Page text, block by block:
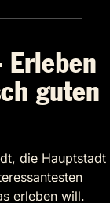
Erleben
guten
die Hauptstadt
erleben will.